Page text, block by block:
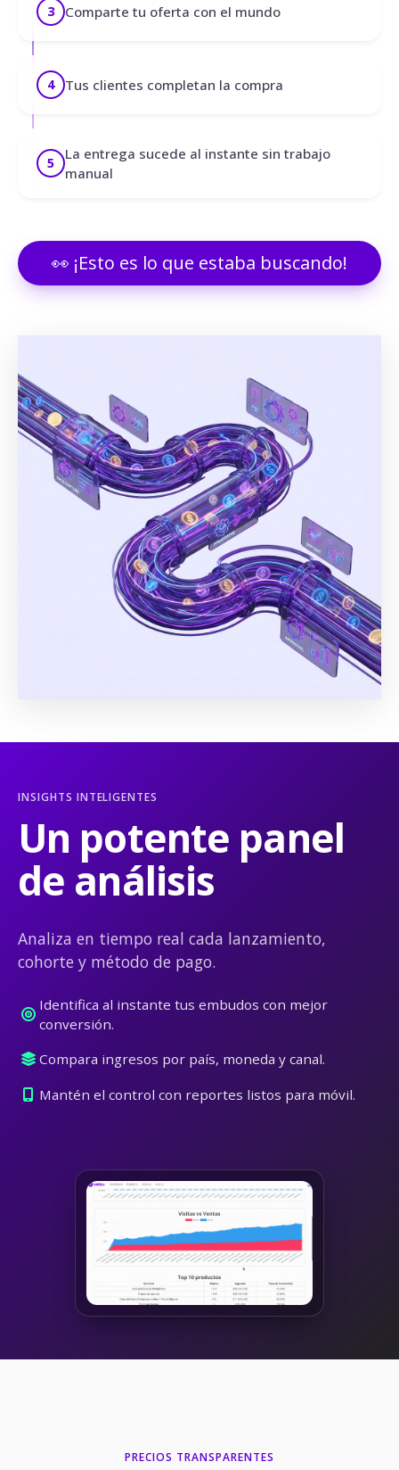
3 Comparte tu oferta con el mundo
4 Tus clientes completan la compra
5
La entrega sucede al instante sin trabajo
manual
👀 ¡Esto es lo que estaba buscando!
INSIGHTS INTELIGENTES
Un potente panel
de análisis
Analiza en tiempo real cada lanzamiento,
cohorte y método de pago.
Identifica al instante tus embudos con mejor
conversión.
Compara ingresos por país, moneda y canal.
Mantén el control con reportes listos para móvil.
PRECIOS TRANSPARENTES